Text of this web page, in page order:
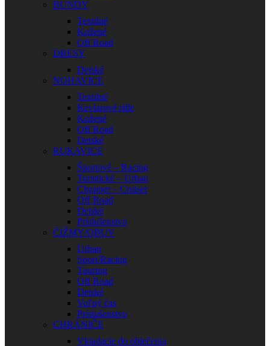
BUNDY
Textilné
Kožené
Off Road
DRESY
Detské
NOHAVICE
Textilné
Kevlarové rifle
Kožené
Off Road
Detské
RUKAVICE
Športové – Racing
Turistické – Urban
Chopper – Cruiser
Off Road
Detské
Príslušenstvo
ČIŽMY/OBUV
Urban
Sport/Racing
Touring
Off Road
Detské
Voľný čas
Príslušenstvo
CHRÁNIČE
Vkladacie do oblečenia